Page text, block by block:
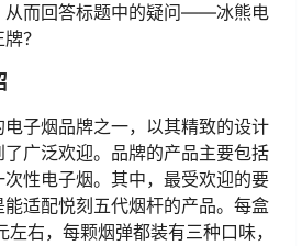
从而回答标题中的疑问——冰熊电
？
子烟品牌之一，以其精致的设计
广泛欢迎。品牌的产品主要包括
性电子烟。其中，最受欢迎的要
适配悦刻五代烟杆的产品。每盒
右，每颗烟弹都装有三种口味，